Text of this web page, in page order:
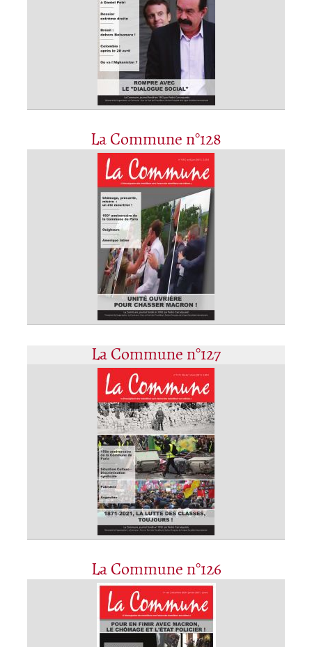
La Commune n°128
La Commune n°127
La Commune n°126